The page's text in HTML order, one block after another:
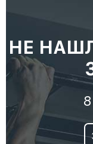
НЕ